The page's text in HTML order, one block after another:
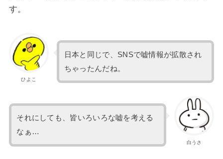
す。
ひよこ
日本と同じで、SNSで嘘情報が拡散され
ちゃったんだね。
白うさ
それにしても、皆いろいろな嘘を考える
なぁ…